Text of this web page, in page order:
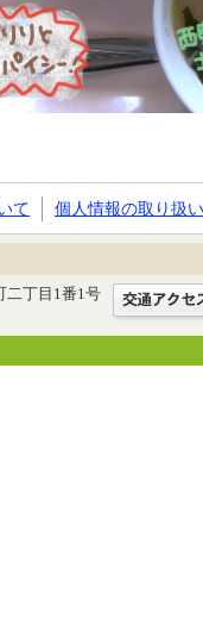
て 個人情報の取り扱い
丁目1番1号